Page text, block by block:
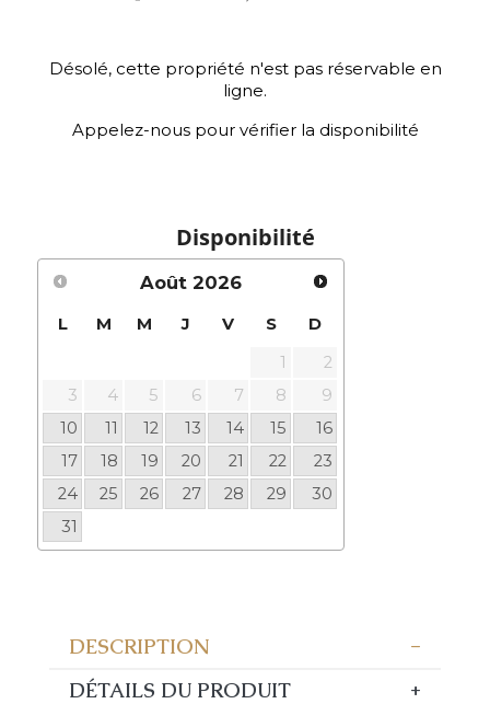
Désolé, cette propriété n'est pas réservable en
ligne.
Appelez-nous pour vérifier la disponibilité
Disponibilité
Août 2026
L M M J V S
D
1
2
3
4 5 6 7 8
9
10
11 12 13 14 15
16
17
18 19 20 21 22
23
24
25 26 27 28 29
30
31
DESCRIPTION
DÉTAILS DU PRODUIT